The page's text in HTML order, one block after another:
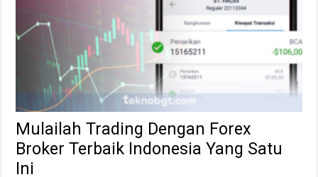
Mulailah Trading Dengan Forex
Broker Terbaik Indonesia Yang Satu
Ini